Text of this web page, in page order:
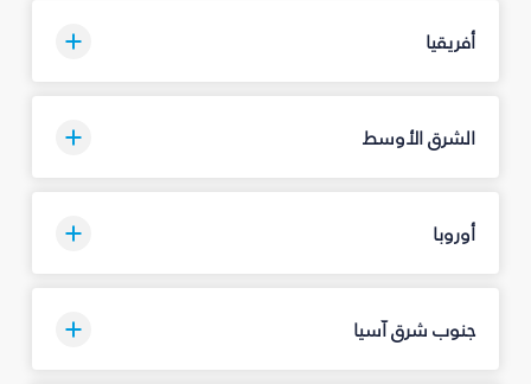
أفريقيا
الشرق الأوسط
أوروبا
جنوب شرق آسيا